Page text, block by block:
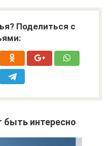
Поделиться с
интересно